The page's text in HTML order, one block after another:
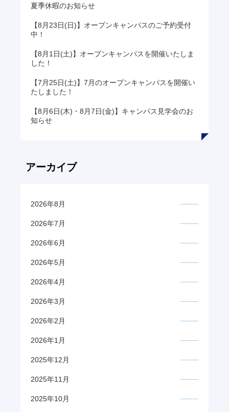
夏季休暇のお知らせ
【8月23日(日)】オープンキャンパスのご予約受付
中！
【8月1日(土)】オープンキャンパスを開催いたしま
した！
【7月25日(土)】7月のオープンキャンパスを開催い
たしました！
【8月6日(木)・8月7日(金)】キャンパス見学会のお
知らせ
アーカイブ
2026年8月
2026年7月
2026年6月
2026年5月
2026年4月
2026年3月
2026年2月
2026年1月
2025年12月
2025年11月
2025年10月